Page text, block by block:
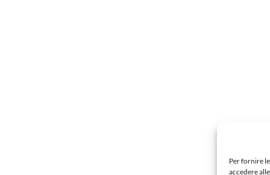
Per fornire
accedere